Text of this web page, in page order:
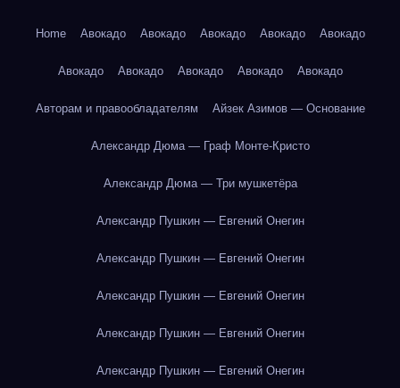
Home Авокадо Авокадо Авокадо Авокадо Авокадо
Авокадо Авокадо Авокадо Авокадо Авокадо
Авторам и правообладателям Айзек Азимов — Основание
Александр Дюма — Граф Монте-Кристо
Александр Дюма — Три мушкетёра
Александр Пушкин — Евгений Онегин
Александр Пушкин — Евгений Онегин
Александр Пушкин — Евгений Онегин
Александр Пушкин — Евгений Онегин
Александр Пушкин — Евгений Онегин